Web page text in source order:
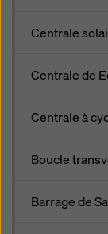
Centrale
Centrale de
Centrale à
Boucle
Barrage de